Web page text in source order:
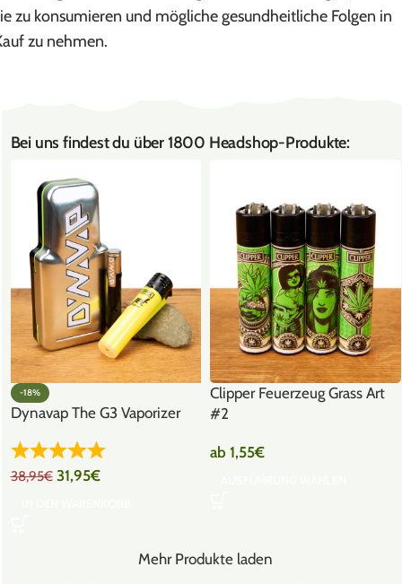
zu konsumieren und mögliche gesundheitliche Folgen in
zu nehmen.
Bei uns findest du über 1800 Headshop-Produkte:
-18%
Dynavap The G3 Vaporizer
38,95€ 31,95€
Clipper Feuerzeug Grass Art
#2
ab 1,55€
Mehr Produkte laden